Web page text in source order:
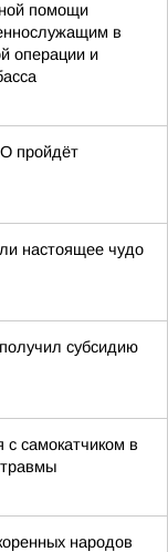
помощи
в
операции и
пройдёт
настоящее чудо
субсидию
с самокатчиком в
народов